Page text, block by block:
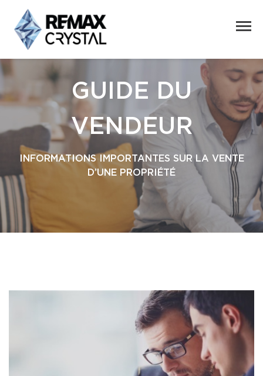
GUIDE DU
VENDEUR
INFORMATIONS IMPORTANTES SUR LA VENTE
D’UNE PROPRIÉTÉ